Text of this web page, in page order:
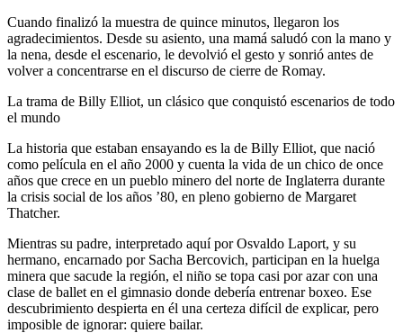
Cuando finalizó la muestra de quince minutos, llegaron los
agradecimientos. Desde su asiento, una mamá saludó con la mano y
la nena, desde el escenario, le devolvió el gesto y sonrió antes de
volver a concentrarse en el discurso de cierre de Romay.
La trama de Billy Elliot, un clásico que conquistó escenarios de todo
el mundo
La historia que estaban ensayando es la de Billy Elliot, que nació
como película en el año 2000 y cuenta la vida de un chico de once
años que crece en un pueblo minero del norte de Inglaterra durante
la crisis social de los años ’80, en pleno gobierno de Margaret
Thatcher.
Mientras su padre, interpretado aquí por Osvaldo Laport, y su
hermano, encarnado por Sacha Bercovich, participan en la huelga
minera que sacude la región, el niño se topa casi por azar con una
clase de ballet en el gimnasio donde debería entrenar boxeo. Ese
descubrimiento despierta en él una certeza difícil de explicar, pero
imposible de ignorar: quiere bailar.